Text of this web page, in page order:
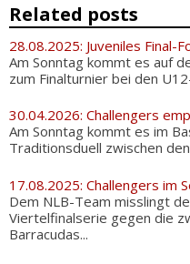
Related posts
28.08.2025: Juveniles Final-
Am Sonntag kommt es auf
zum Finalturnier bei den
30.04.2026: Challengers
Am Sonntag kommt es im
Traditionsduell zwischen
17.08.2025: Challengers im
Dem NLB-Team misslingt
Viertelfinalserie gegen die
Barracudas...